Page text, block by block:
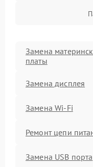
Замена
платы
Замена дисплея
Замена Wi-Fi
Ремонт цепи
Замена USB порта